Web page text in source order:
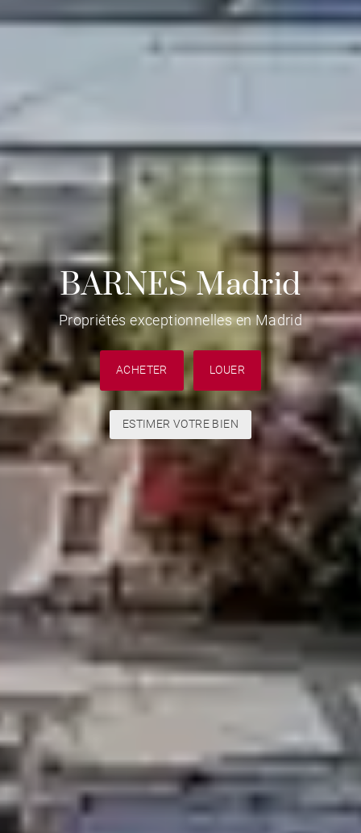
BARNES Madrid
Propriétés exceptionnelles en Madrid
ACHETER LOUER
ESTIMER VOTRE BIEN